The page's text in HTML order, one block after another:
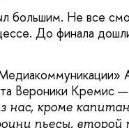
большим. Не все
До финала
Вероники Кремис
нас, кроме
пьесы,